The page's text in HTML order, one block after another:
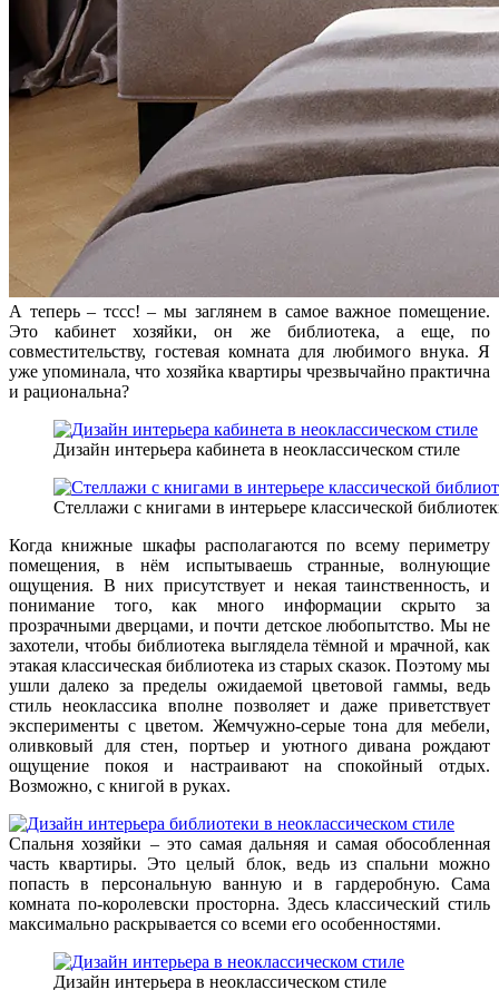
А теперь – тссс! – мы заглянем в самое важное помещение.
Это кабинет хозяйки, он же библиотека, а еще, по
совместительству, гостевая комната для любимого внука. Я
уже упоминала, что хозяйка квартиры чрезвычайно практична
и рациональна?
Дизайн интерьера кабинета в неоклассическом стиле
Стеллажи с книгами в интерьере классической
Когда книжные шкафы располагаются по всему периметру
помещения, в нём испытываешь странные, волнующие
ощущения. В них присутствует и некая таинственность, и
понимание того, как много информации скрыто за
прозрачными дверцами, и почти детское любопытство. Мы не
захотели, чтобы библиотека выглядела тёмной и мрачной, как
этакая классическая библиотека из старых сказок. Поэтому мы
ушли далеко за пределы ожидаемой цветовой гаммы, ведь
стиль неоклассика вполне позволяет и даже приветствует
эксперименты с цветом. Жемчужно-серые тона для мебели,
оливковый для стен, портьер и уютного дивана рождают
ощущение покоя и настраивают на спокойный отдых.
Возможно, с книгой в руках.
Спальня хозяйки – это самая дальняя и самая обособленная
часть квартиры. Это целый блок, ведь из спальни можно
попасть в персональную ванную и в гардеробную. Сама
комната по-королевски просторна. Здесь классический стиль
максимально раскрывается со всеми его особенностями.
Дизайн интерьера в неоклассическом стиле